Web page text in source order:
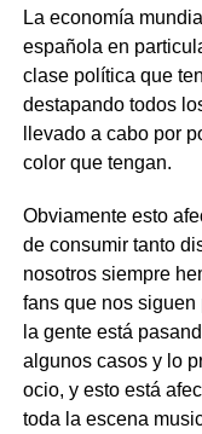
La economía
española en
clase política que
destapando todos
llevado a cabo por
color que tengan.
Obviamente esto
de consumir tanto
nosotros siempre
fans que nos
la gente está
algunos casos y lo
ocio, y esto está
toda la escena